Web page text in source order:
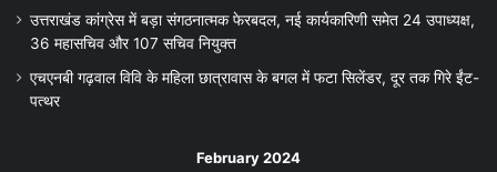
उत्तराखंड कांग्रेस में बड़ा संगठनात्मक फेरबदल, नई कार्यकारिणी समेत 24 उपाध्यक्ष,
36 महासचिव और 107 सचिव नियुक्त
एचएनबी गढ़वाल विवि के महिला छात्रावास के बगल में फटा सिलेंडर, दूर तक गिरे ईंट-
पत्थर
February 2024